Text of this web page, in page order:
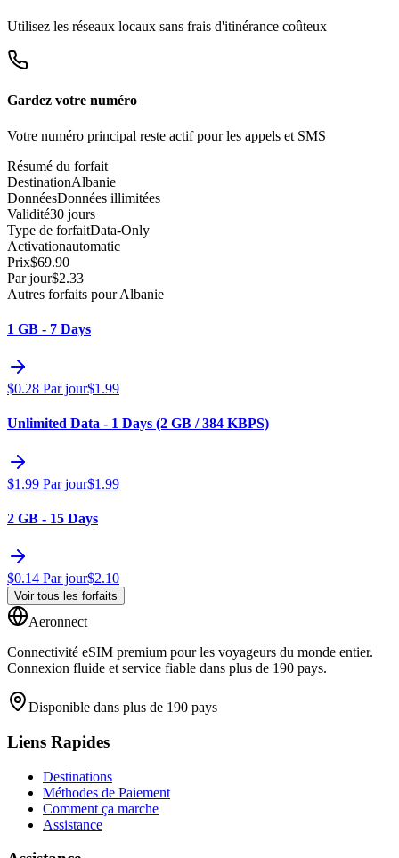
Utilisez les réseaux locaux sans frais d'itinérance coûteux
Gardez votre numéro
Votre numéro principal reste actif pour les appels et SMS
Résumé du forfait
DestinationAlbanie
DonnéesDonnées illimitées
Validité30 jours
Type de forfaitData-Only
Activationautomatic
Prix$69.90
Par jour$2.33
Autres forfaits pour Albanie
1 GB - 7 Days
$0.28 Par jour$1.99
Unlimited Data - 1 Days (2 GB / 384 KBPS)
$1.99 Par jour$1.99
2 GB - 15 Days
$0.14 Par jour$2.10
Voir tous les forfaits
Aeronnect
Connectivité eSIM premium pour les voyageurs du monde entier.
Connexion fluide et service fiable dans plus de 190 pays.
Disponible dans plus de 190 pays
Liens Rapides
Destinations
Méthodes de Paiement
Comment ça marche
Assistance